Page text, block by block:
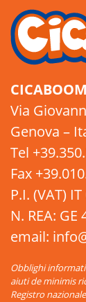
Via
Genova –
Tel
Fax
P.I. (VAT)
N. REA: GE
email:
Obblighi
aiuti de minimis
Registro